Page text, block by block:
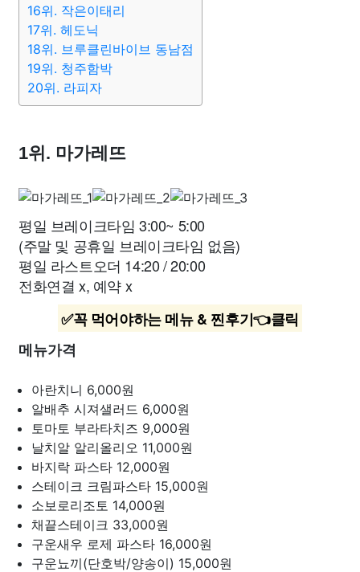
16위. 작은이태리
17위. 헤도닉
18위. 브루클린바이브 동남점
19위. 청주함박
20위. 라피자
1위. 마가레뜨
평일 브레이크타임 3:00~ 5:00
(주말 및 공휴일 브레이크타임 없음)
평일 라스트오더 14:20 / 20:00
전화연결 x, 예약 x
✅꼭 먹어야하는 메뉴 & 찐후기👈클릭
메뉴가격
아란치니 6,000원
알배추 시져샐러드 6,000원
토마토 부라타치즈 9,000원
날치알 알리올리오 11,000원
바지락 파스타 12,000원
스테이크 크림파스타 15,000원
소보로리조토 14,000원
채끝스테이크 33,000원
구운새우 로제 파스타 16,000원
구운뇨끼(단호박/양송이) 15,000원